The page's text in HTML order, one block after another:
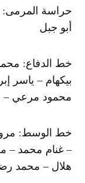
حراسة
أبو جبل
خط الدفاع:
بيكهام – ياسر
محمود مرعي –
خط الوسط:
– غنام محمد –
هلال – محمد